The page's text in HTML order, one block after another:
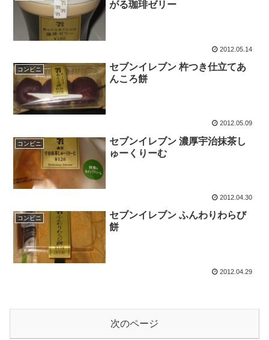
がる珈琲ゼリー
2012.05.14
コンビニ
セブンイレブン 杵つき仕立てあ
んころ餅
2012.05.09
コンビニ
セブンイレブン 濃厚宇治抹茶し
ゅーくりーむ
2012.04.30
コンビニ
セブンイレブン ふんわりわらび
餅
2012.04.29
次のページ